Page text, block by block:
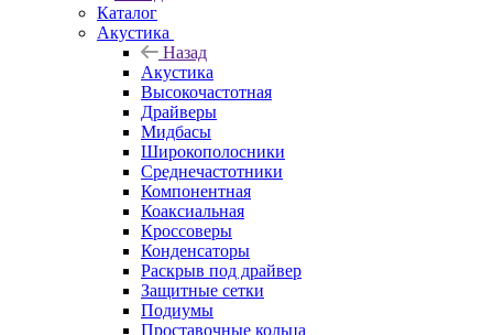
Каталог
Акустика
Назад
Акустика
Высокочастотная
Драйверы
Мидбасы
Широкополосники
Среднечастотники
Компонентная
Коаксиальная
Кроссоверы
Конденсаторы
Раскрыв под драйвер
Защитные сетки
Подиумы
Проставочные кольца